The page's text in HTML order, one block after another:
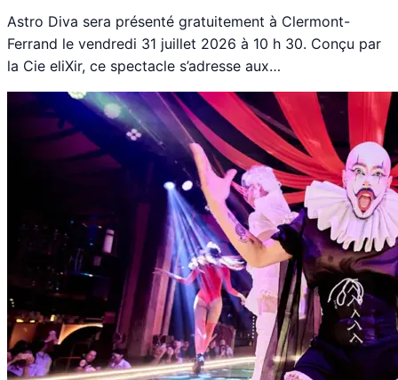
Astro Diva sera présenté gratuitement à Clermont-
Ferrand le vendredi 31 juillet 2026 à 10 h 30. Conçu par
la Cie eliXir, ce spectacle s’adresse aux…